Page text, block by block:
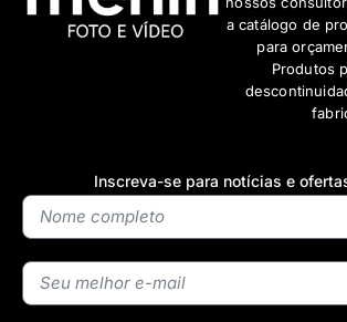
Inscreva-se para notícias e
a catálogo de
para
Produtos